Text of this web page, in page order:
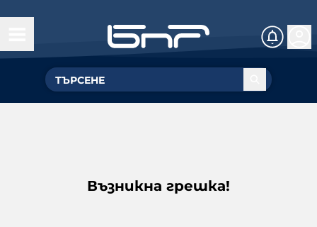
Възникна грешка!